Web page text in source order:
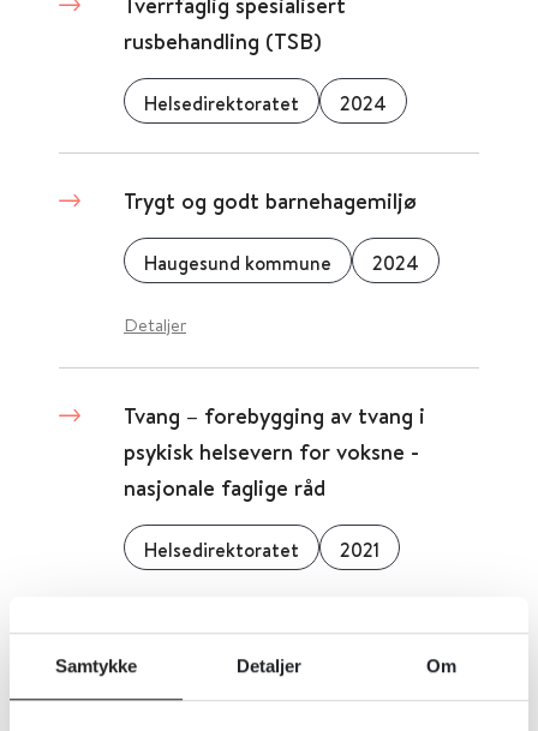
Samtykke Detaljer Om
rusbehandling (TSB)
Helsedirektoratet 2024
Trygt og godt barnehagemiljø
Haugesund kommune 2024
Detaljer
Tvang – forebygging av tvang i
psykisk helsevern for voksne -
nasjonale faglige råd
Helsedirektoratet 2021
av tvang